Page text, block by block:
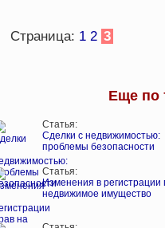
Страница: 1 2 3
Еще по
Статья:
Сделки с недвижимостью:
проблемы безопасности
Статья:
Изменения в регистрации
недвижимое имущество